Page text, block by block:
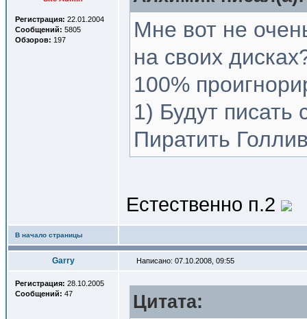
Регистрация: 22.01.2004
Сообщений: 5805
Обзоров: 197
Мне вот не
на своих
100%
1) Будут
Пиратить
Естественно п.2
В начало страницы
Garry Написано: 07.10.2008, 09:55
Регистрация: 28.10.2005
Сообщений: 47 Цитата: